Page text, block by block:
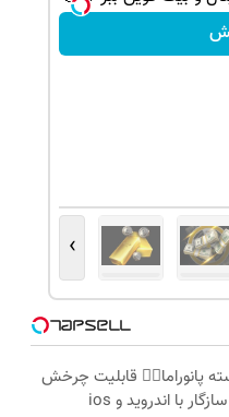
›
پانوراما👈🏻 قابلیت چرخش